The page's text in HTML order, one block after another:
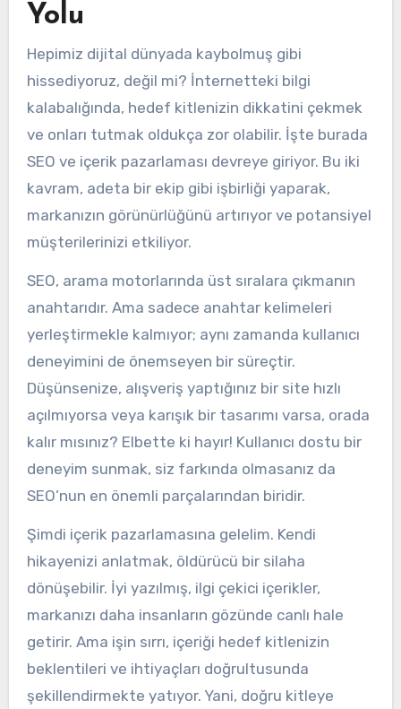
Yolu
Hepimiz dijital dünyada kaybolmuş gibi
hissediyoruz, değil mi? İnternetteki bilgi
kalabalığında, hedef kitlenizin dikkatini çekmek
ve onları tutmak oldukça zor olabilir. İşte burada
SEO ve içerik pazarlaması devreye giriyor. Bu iki
kavram, adeta bir ekip gibi işbirliği yaparak,
markanızın görünürlüğünü artırıyor ve potansiyel
müşterilerinizi etkiliyor.
SEO, arama motorlarında üst sıralara çıkmanın
anahtarıdır. Ama sadece anahtar kelimeleri
yerleştirmekle kalmıyor; aynı zamanda kullanıcı
deneyimini de önemseyen bir süreçtir.
Düşünsenize, alışveriş yaptığınız bir site hızlı
açılmıyorsa veya karışık bir tasarımı varsa, orada
kalır mısınız? Elbette ki hayır! Kullanıcı dostu bir
deneyim sunmak, siz farkında olmasanız da
SEO’nun en önemli parçalarından biridir.
Şimdi içerik pazarlamasına gelelim. Kendi
hikayenizi anlatmak, öldürücü bir silaha
dönüşebilir. İyi yazılmış, ilgi çekici içerikler,
markanızı daha insanların gözünde canlı hale
getirir. Ama işin sırrı, içeriği hedef kitlenizin
beklentileri ve ihtiyaçları doğrultusunda
şekillendirmekte yatıyor. Yani, doğru kitleye